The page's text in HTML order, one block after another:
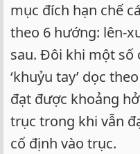
mục đích hạn chế
theo 6 hướng: lên-
sau. Đôi khi một số
‘khuỷu tay’ dọc
đạt được khoảng
trục trong khi vẫn
cố định vào trục.